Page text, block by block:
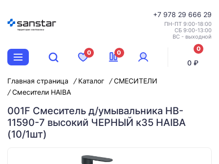
+7 978 29 666 29
ПН-ПТ 9:00-18:00
СБ 9:00-13:00
ВС - выходной
0 0
0
позиций
0 ₽
Главная страница Каталог
СМЕСИТЕЛИ
Смесители HAIBA
001F Смеситель д/умывальника HB-
11590-7 высокий ЧЕРНЫЙ к35 HAIBA
(10/1шт)